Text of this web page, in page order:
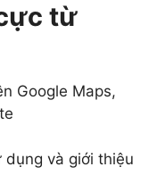
từ
Google Maps,
dụng và giới thiệu